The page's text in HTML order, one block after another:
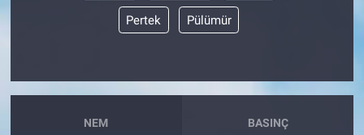
Pertek Pülümür
NEM BASINÇ